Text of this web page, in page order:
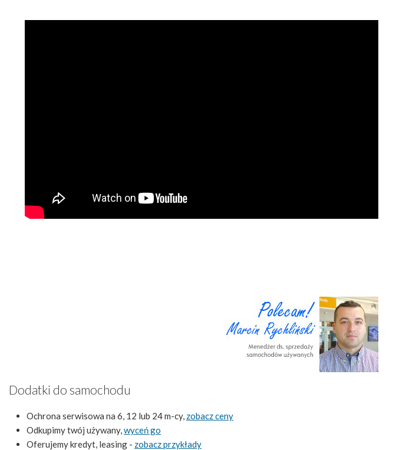
Dodatki do samochodu
Ochrona serwisowa na 6, 12 lub 24 m-cy, zobacz ceny
Odkupimy twój używany,wyceń go
Oferujemy kredyt, leasing - zobacz przykłady